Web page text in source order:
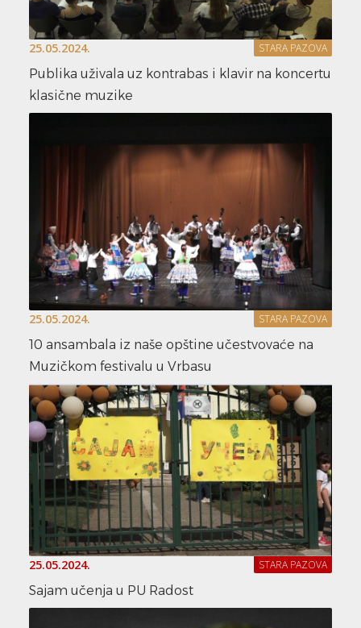
25.05.2024. STARA PAZOVA
Publika uživala uz kontrabas i klavir na koncertu
klasične muzike
25.05.2024. STARA PAZOVA
10 ansambala iz naše opštine učestvovaće na
Muzičkom festivalu u Vrbasu
25.05.2024. STARA PAZOVA
Sajam učenja u PU Radost